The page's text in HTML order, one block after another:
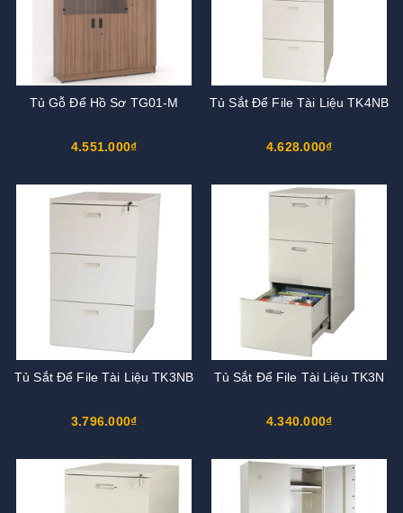
Tủ Gỗ Để Hồ Sơ TG01-M
4.551.000₫
Tủ Sắt Để File Tài Liệu TK4NB
4.628.000₫
Tủ Sắt Để File Tài Liệu TK3NB
3.796.000₫
Tủ Sắt Để File Tài Liệu TK3N
4.340.000₫